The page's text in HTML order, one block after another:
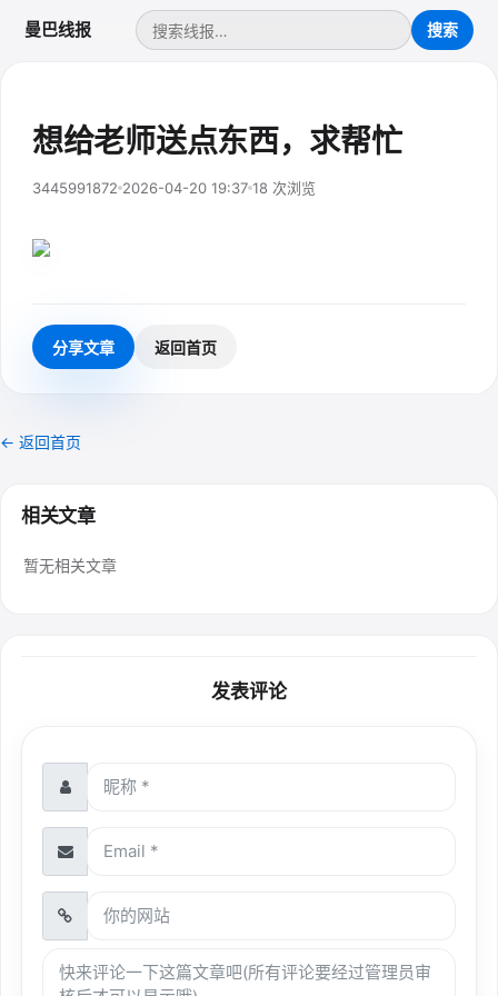
曼巴线报
想给老师送点东西，求帮忙
3445991872 2026-04-20 19:37 18 次浏览
分享文章 返回首页
← 返回首页
相关文章
暂无相关文章
发表评论